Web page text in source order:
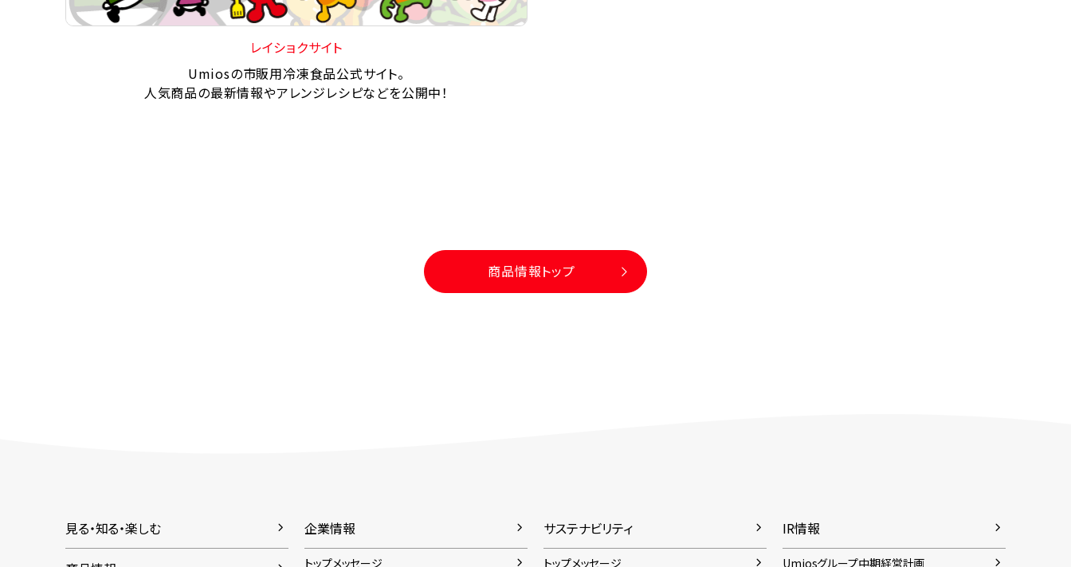
レイショクサイト
Umiosの市販用冷凍食品公式サイト。
人気商品の最新情報やアレンジレシピなどを公開中！
商品情報トップ
見る・知る・楽しむ 企業情報
トップメッセージ
サステナビリティ
トップメッセージ
IR情報
Umiosグループ中期経営計画